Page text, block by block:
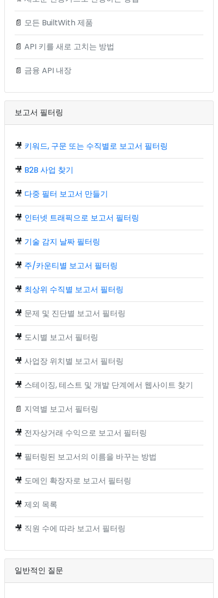
📄 모든 BuiltWith 제품
📄 API 키를 새로 고치는 방법
📄 금융 API 내장
보고서 필터링
🎥 키워드, 구문 또는 수직별로 보고서 필터링
🎥 B2B 사업 찾기
🎥 다중 필터 보고서 만들기
🎥 인터넷 트래픽으로 보고서 필터링
🎥 기술 감지 날짜 필터링
🎥 주/카운티별 보고서 필터링
🎥 최상위 수직별 보고서 필터링
🎥 문제 및 진단별 보고서 필터링
🎥 도시별 보고서 필터링
🎥 사업장 위치별 보고서 필터링
🎥 스테이징, 테스트 및 개발 단계에서 웹사이트 찾기
📄 지역별 보고서 필터링
🎥 전자상거래 수익으로 보고서 필터링
🎥 필터링된 보고서의 이름을 바꾸는 방법
🎥 도메인 확장자로 보고서 필터링
🎥 제외 목록
🎥 직원 수에 따라 보고서 필터링
일반적인 질문